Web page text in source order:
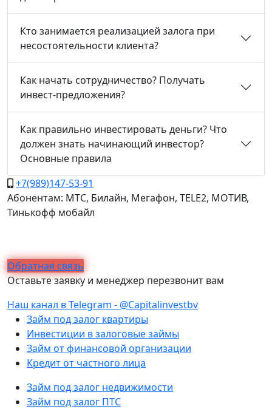
Кто занимается реализацией залога при
несостоятельности клиента?
Как начать сотрудничество? Получать
инвест-предложения?
Как правильно инвестировать деньги? Что
должен знать начинающий инвестор?
Основные правила
+7(989)147-53-91
Абонентам: МТС, Билайн, Мегафон, TELE2, МОТИВ,
Тинькофф мобайл
Обратная связь
Оставьте заявку и менеджер перезвонит вам
Наш канал в Telegram - @Capitalinvestbv
Займ под залог квартиры
Инвестиции в залоговые займы
Займ от финансовой организации
Кредит от частного лица
Займ под залог недвижимости
Займ под залог ПТС